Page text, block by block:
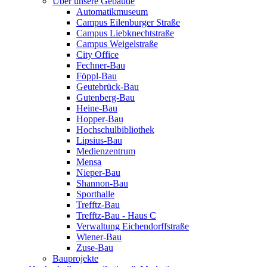
Automatikmuseum
Campus Eilenburger Straße
Campus Liebknechtstraße
Campus Weigelstraße
City Office
Fechner-Bau
Föppl-Bau
Geutebrück-Bau
Gutenberg-Bau
Heine-Bau
Hopper-Bau
Hochschulbibliothek
Lipsius-Bau
Medienzentrum
Mensa
Nieper-Bau
Shannon-Bau
Sporthalle
Trefftz-Bau
Trefftz-Bau - Haus C
Verwaltung Eichendorffstraße
Wiener-Bau
Zuse-Bau
Bauprojekte